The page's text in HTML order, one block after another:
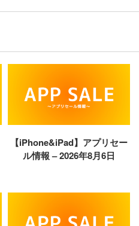
【iPhone&iPad】アプリセー
ル情報 – 2026年8月6日